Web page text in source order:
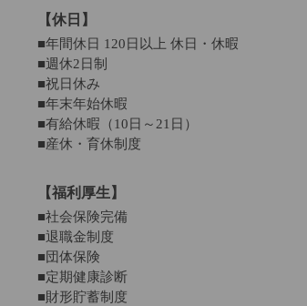
【休日】
■年間休日 120日以上 休日・休暇
■週休2日制
■祝日休み
■年末年始休暇
■有給休暇（10日～21日）
■産休・育休制度
【福利厚生】
■社会保険完備
■退職金制度
■団体保険
■定期健康診断
■財形貯蓄制度